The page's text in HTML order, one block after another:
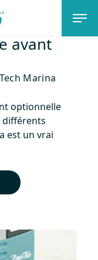
avant
Marina
optionnelle
est un vrai